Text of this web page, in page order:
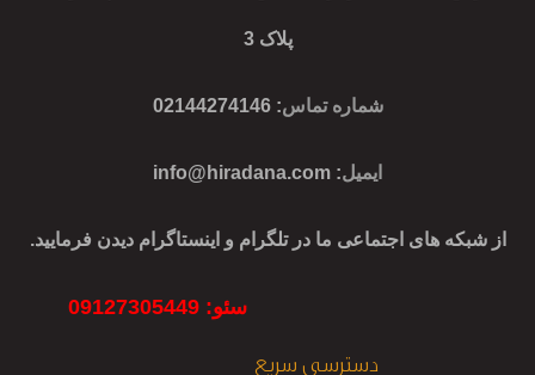
پلاک 3
شماره تماس: 02144274146
ایمیل:
info@hiradana.com
از شبکه های اجتماعی ما در تلگرام و اینستاگرام دیدن فرمایید.
سئو: 09127305449
دسترسی سریع